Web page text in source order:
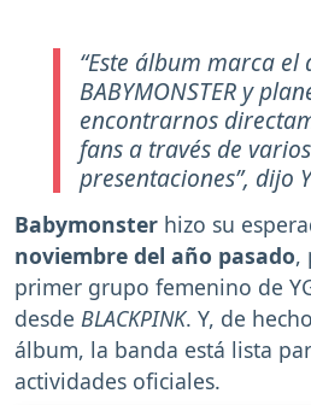
“Este álbum marca
BABYMONSTER y
encontrarnos
fans a través de
presentaciones”, dijo
Babymonster hizo su
noviembre del año pasado,
primer grupo femenino de
desde BLACKPINK. Y, de
álbum, la banda está lista
actividades oficiales.